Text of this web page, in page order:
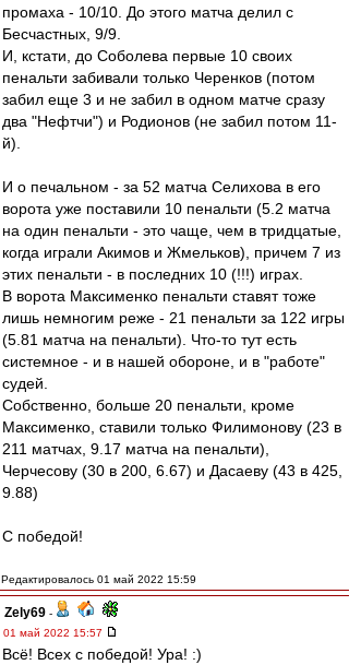
промаха - 10/10. До этого матча делил с
Бесчастных, 9/9.
И, кстати, до Соболева первые 10 своих
пенальти забивали только Черенков (потом
забил еще 3 и не забил в одном матче сразу
два "Нефтчи") и Родионов (не забил потом 11-
й).
И о печальном - за 52 матча Селихова в его
ворота уже поставили 10 пенальти (5.2 матча
на один пенальти - это чаще, чем в тридцатые,
когда играли Акимов и Жмельков), причем 7 из
этих пенальти - в последних 10 (!!!) играх.
В ворота Максименко пенальти ставят тоже
лишь немногим реже - 21 пенальти за 122 игры
(5.81 матча на пенальти). Что-то тут есть
системное - и в нашей обороне, и в "работе"
судей.
Собственно, больше 20 пенальти, кроме
Максименко, ставили только Филимонову (23 в
211 матчах, 9.17 матча на пенальти),
Черчесову (30 в 200, 6.67) и Дасаеву (43 в 425,
9.88)
С победой!
Редактировалось 01 май 2022 15:59
Zely69 -
01 май 2022 15:57
Всё! Всех с победой! Ура! :)